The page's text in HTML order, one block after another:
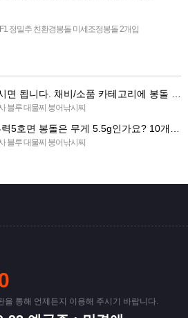
정밀추 친환경봉돌 미세조정봉돌 2개입
블루 대물찌 붕어낚시찌
블루 대물찌 붕어낚시찌
을 통해 언제든지 이용해 주시기 바랍니다.